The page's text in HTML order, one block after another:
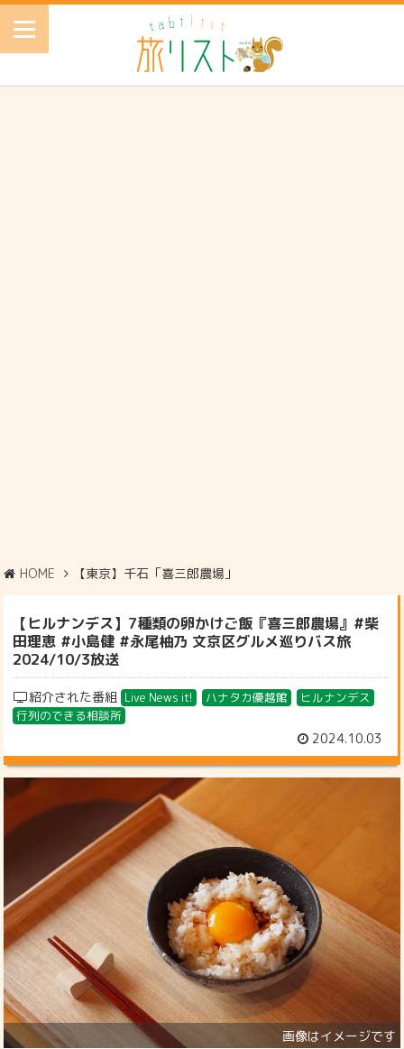
HOME 【東京】千石「喜三郎農場」
【ヒルナンデス】7種類の卵かけご飯『喜三郎農場』#柴
田理恵 #小島健 #永尾柚乃 文京区グルメ巡りバス旅
2024/10/3放送
紹介された番組 Live News it! ハナタカ優越館
ヒルナンデス
行列のできる相談所
2024.10.03